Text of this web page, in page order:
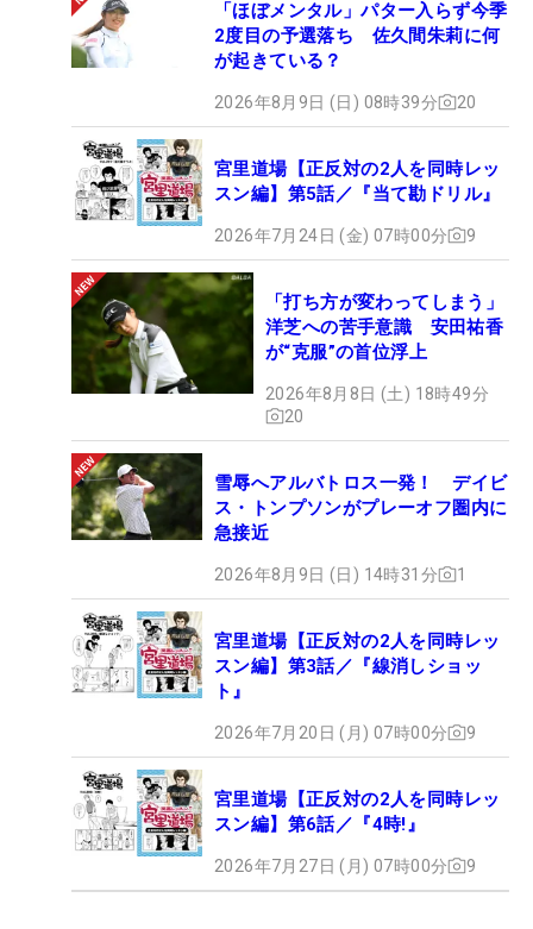
「ほぼメンタル」パター入らず今季
2度目の予選落ち 佐久間朱莉に何
が起きている？
2026年8月9日 (日) 08時39分 20
宮里道場【正反対の2人を同時レッ
スン編】第5話／『当て勘ドリル』
2026年7月24日 (金) 07時00分 9
「打ち方が変わってしまう」
洋芝への苦手意識 安田祐香
が“克服”の首位浮上
2026年8月8日 (土) 18時49分
20
雪辱へアルバトロス一発！ デイビ
ス・トンプソンがプレーオフ圏内に
急接近
2026年8月9日 (日) 14時31分 1
宮里道場【正反対の2人を同時レッ
スン編】第3話／『線消しショッ
ト』
2026年7月20日 (月) 07時00分 9
宮里道場【正反対の2人を同時レッ
スン編】第6話／『4時!』
2026年7月27日 (月) 07時00分 9